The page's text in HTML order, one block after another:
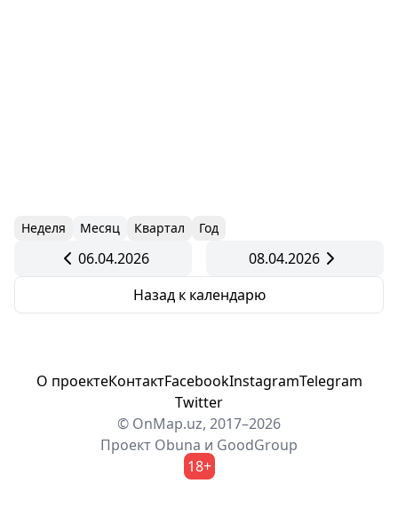
Неделя Месяц Квартал Год
06.04.2026
08.04.2026
Назад к календарю
О проектеКонтактFacebookInstagramTelegram
Twitter
© OnMap.uz, 2017–2026
Проект Obuna и GoodGroup
18+